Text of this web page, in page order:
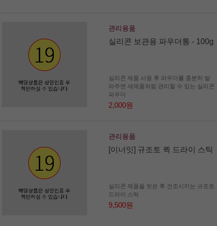
관리용품
실리콘 보관용 파우더통 - 100g
실리콘 제품 사용 후 파우더를 충분히 발
라주면 새제품처럼 관리할 수 있는 실리콘
파우더
2,000원
관리용품
[이너잇] 규조토 퀵 드라이 스틱
실리콘 제품을 씻은 후 건조시키는 규조토
드라이 스틱
9,500원